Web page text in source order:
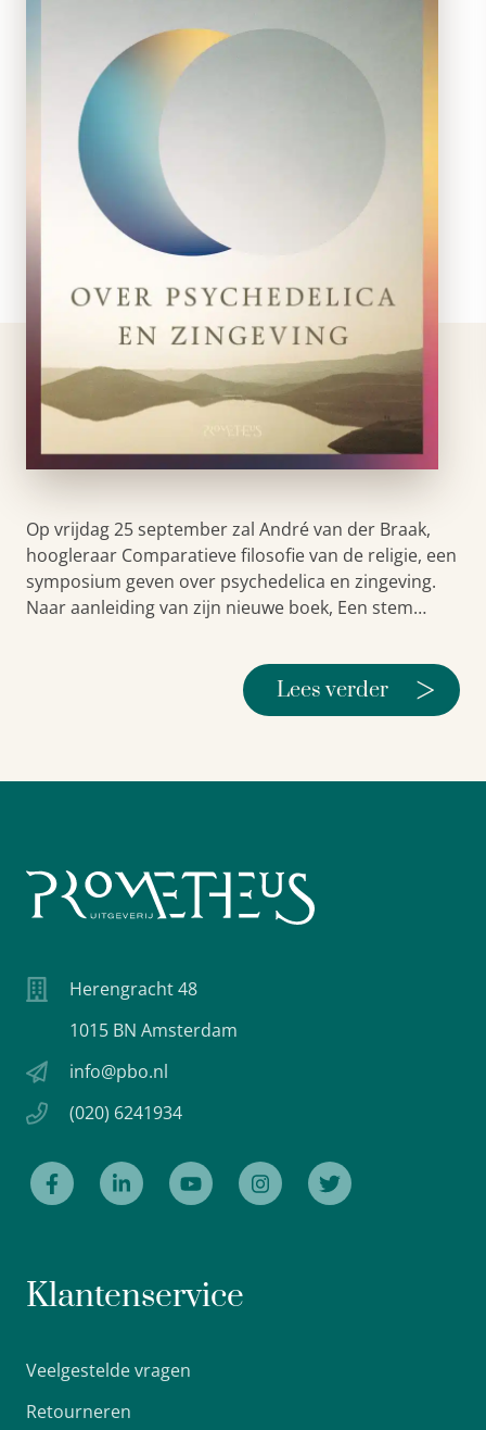
Op vrijdag 25 september zal André van der Braak,
hoogleraar Comparatieve filosofie van de religie, een
symposium geven over psychedelica en zingeving.
Naar aanleiding van zijn nieuwe boek, Een stem…
Lees verder >
Herengracht 48
1015 BN Amsterdam
info@pbo.nl
(020) 6241934
Klantenservice
Veelgestelde vragen
Retourneren